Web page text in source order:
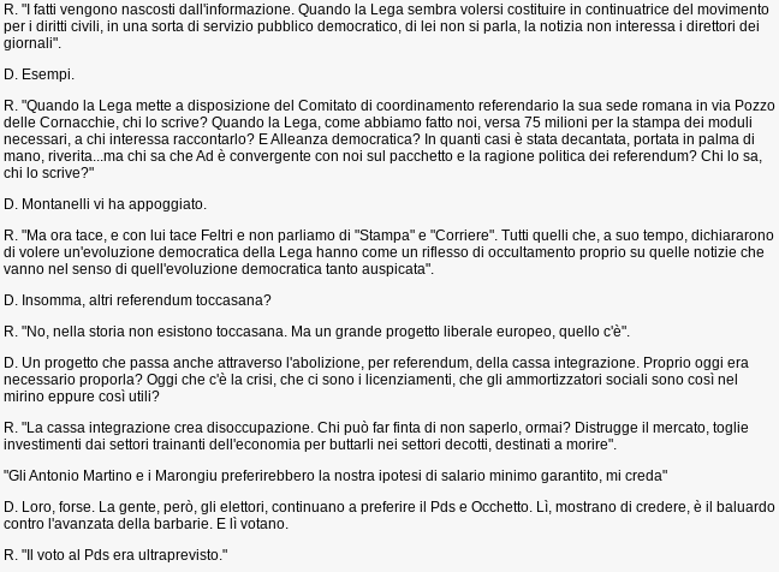
R. "I fatti vengono nascosti dall'informazione. Quando la Lega sembra volersi costituire in continuatrice del movimento
per i diritti civili, in una sorta di servizio pubblico democratico, di lei non si parla, la notizia non interessa i direttori dei
giornali".
D. Esempi.
R. "Quando la Lega mette a disposizione del Comitato di coordinamento referendario la sua sede romana in via Pozzo
delle Cornacchie, chi lo scrive? Quando la Lega, come abbiamo fatto noi, versa 75 milioni per la stampa dei moduli
necessari, a chi interessa raccontarlo? E Alleanza democratica? In quanti casi è stata decantata, portata in palma di
mano, riverita...ma chi sa che Ad è convergente con noi sul pacchetto e la ragione politica dei referendum? Chi lo sa,
chi lo scrive?"
D. Montanelli vi ha appoggiato.
R. "Ma ora tace, e con lui tace Feltri e non parliamo di "Stampa" e "Corriere". Tutti quelli che, a suo tempo, dichiararono
di volere un'evoluzione democratica della Lega hanno come un riflesso di occultamento proprio su quelle notizie che
vanno nel senso di quell'evoluzione democratica tanto auspicata".
D. Insomma, altri referendum toccasana?
R. "No, nella storia non esistono toccasana. Ma un grande progetto liberale europeo, quello c'è".
D. Un progetto che passa anche attraverso l'abolizione, per referendum, della cassa integrazione. Proprio oggi era
necessario proporla? Oggi che c'è la crisi, che ci sono i licenziamenti, che gli ammortizzatori sociali sono così nel
mirino eppure così utili?
R. "La cassa integrazione crea disoccupazione. Chi può far finta di non saperlo, ormai? Distrugge il mercato, toglie
investimenti dai settori trainanti dell'economia per buttarli nei settori decotti, destinati a morire".
"Gli Antonio Martino e i Marongiu preferirebbero la nostra ipotesi di salario minimo garantito, mi creda"
D. Loro, forse. La gente, però, gli elettori, continuano a preferire il Pds e Occhetto. Lì, mostrano di credere, è il baluardo
contro l'avanzata della barbarie. E lì votano.
R. "Il voto al Pds era ultraprevisto."